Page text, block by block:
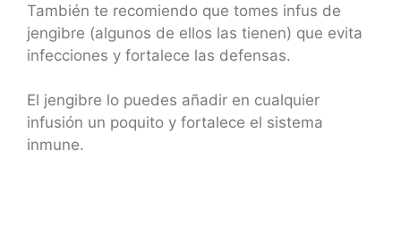
También te recomiendo que tomes infus de
jengibre (algunos de ellos las tienen) que evita
infecciones y fortalece las defensas.
El jengibre lo puedes añadir en cualquier
infusión un poquito y fortalece el sistema
inmune.